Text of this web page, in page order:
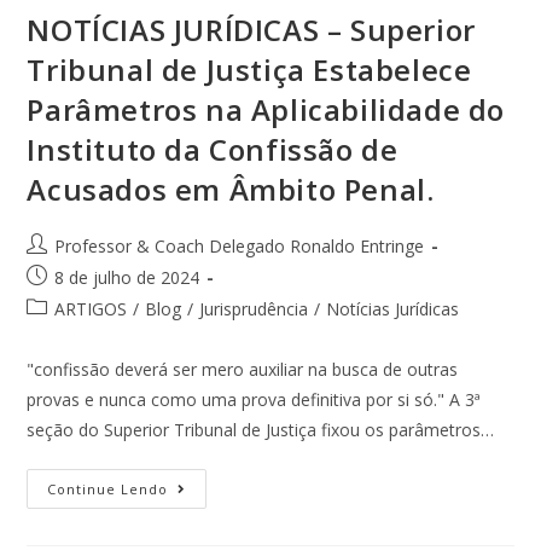
NOTÍCIAS JURÍDICAS – Superior
Tribunal de Justiça Estabelece
Parâmetros na Aplicabilidade do
Instituto da Confissão de
Acusados em Âmbito Penal.
Professor & Coach Delegado Ronaldo Entringe
8 de julho de 2024
ARTIGOS / Blog / Jurisprudência / Notícias Jurídicas
"confissão deverá ser mero auxiliar na busca de outras
provas e nunca como uma prova definitiva por si só." A 3ª
seção do Superior Tribunal de Justiça fixou os parâmetros…
Continue Lendo